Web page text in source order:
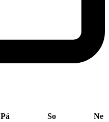
Pá So
Ne